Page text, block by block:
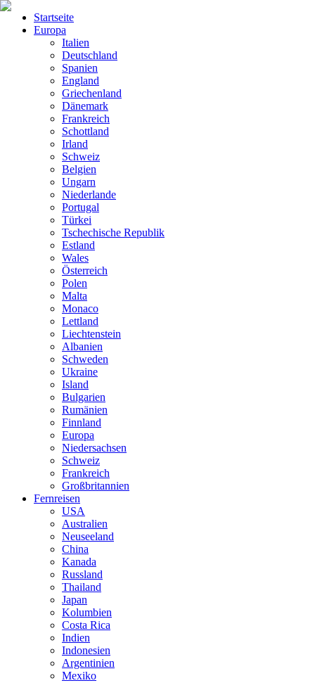
Startseite
Europa
Italien
Deutschland
Spanien
England
Griechenland
Dänemark
Frankreich
Schottland
Irland
Schweiz
Belgien
Ungarn
Niederlande
Portugal
Türkei
Tschechische Republik
Estland
Wales
Österreich
Polen
Malta
Monaco
Lettland
Liechtenstein
Albanien
Schweden
Ukraine
Island
Bulgarien
Rumänien
Finnland
Europa
Niedersachsen
Schweiz
Frankreich
Großbritannien
Fernreisen
USA
Australien
Neuseeland
China
Kanada
Russland
Thailand
Japan
Kolumbien
Costa Rica
Indien
Indonesien
Argentinien
Mexiko